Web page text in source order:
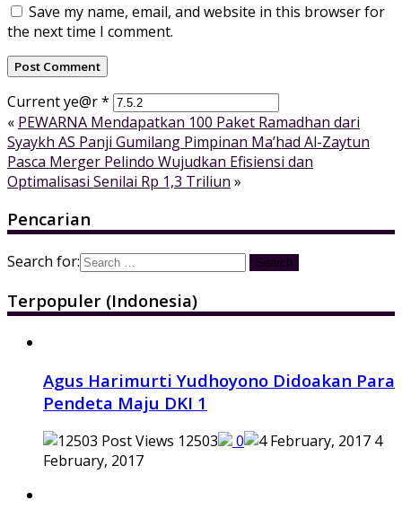
Save my name, email, and website in this browser for
the next time I comment.
Current ye@r*
« PEWARNA Mendapatkan 100 Paket Ramadhan dari
Syaykh AS Panji Gumilang Pimpinan Ma’had Al-Zaytun
Pasca Merger Pelindo Wujudkan Efisiensi dan
Optimalisasi Senilai Rp 1,3 Triliun »
Pencarian
Search for:
Terpopuler (Indonesia)
Agus Harimurti Yudhoyono Didoakan Para
Pendeta Maju DKI 1
12503 0
4
February, 2017